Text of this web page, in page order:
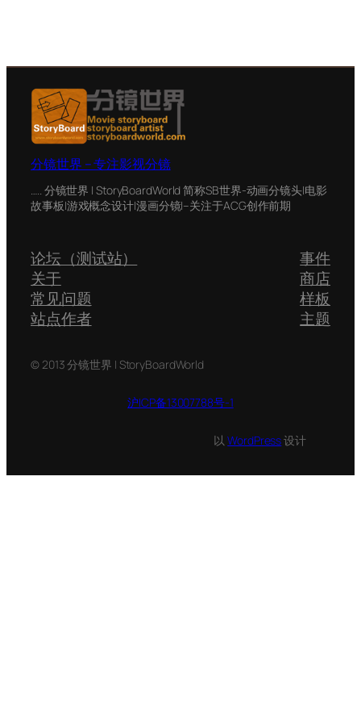
分镜世界 – 专注影视分镜
….. 分镜世界 | StoryBoardWorld 简称SB世界-动画分镜头|电影
故事板|游戏概念设计|漫画分镜|–关注于ACG创作前期
论坛（测试站）
关于
常见问题
站点作者
事件
商店
样板
主题
© 2013 分镜世界 | StoryBoardWorld
沪ICP备13007788号-1
以WordPress设计